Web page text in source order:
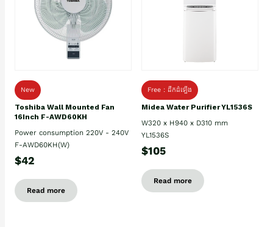
New
Toshiba Wall Mounted Fan
16Inch F-AWD60KH
Power consumption 220V - 240V
F-AWD60KH(W)
$42
Read more
Free : ដឹកដំឡើង
Midea Water Purifier YL1536S
W320 x H940 x D310 mm
YL1536S
$105
Read more